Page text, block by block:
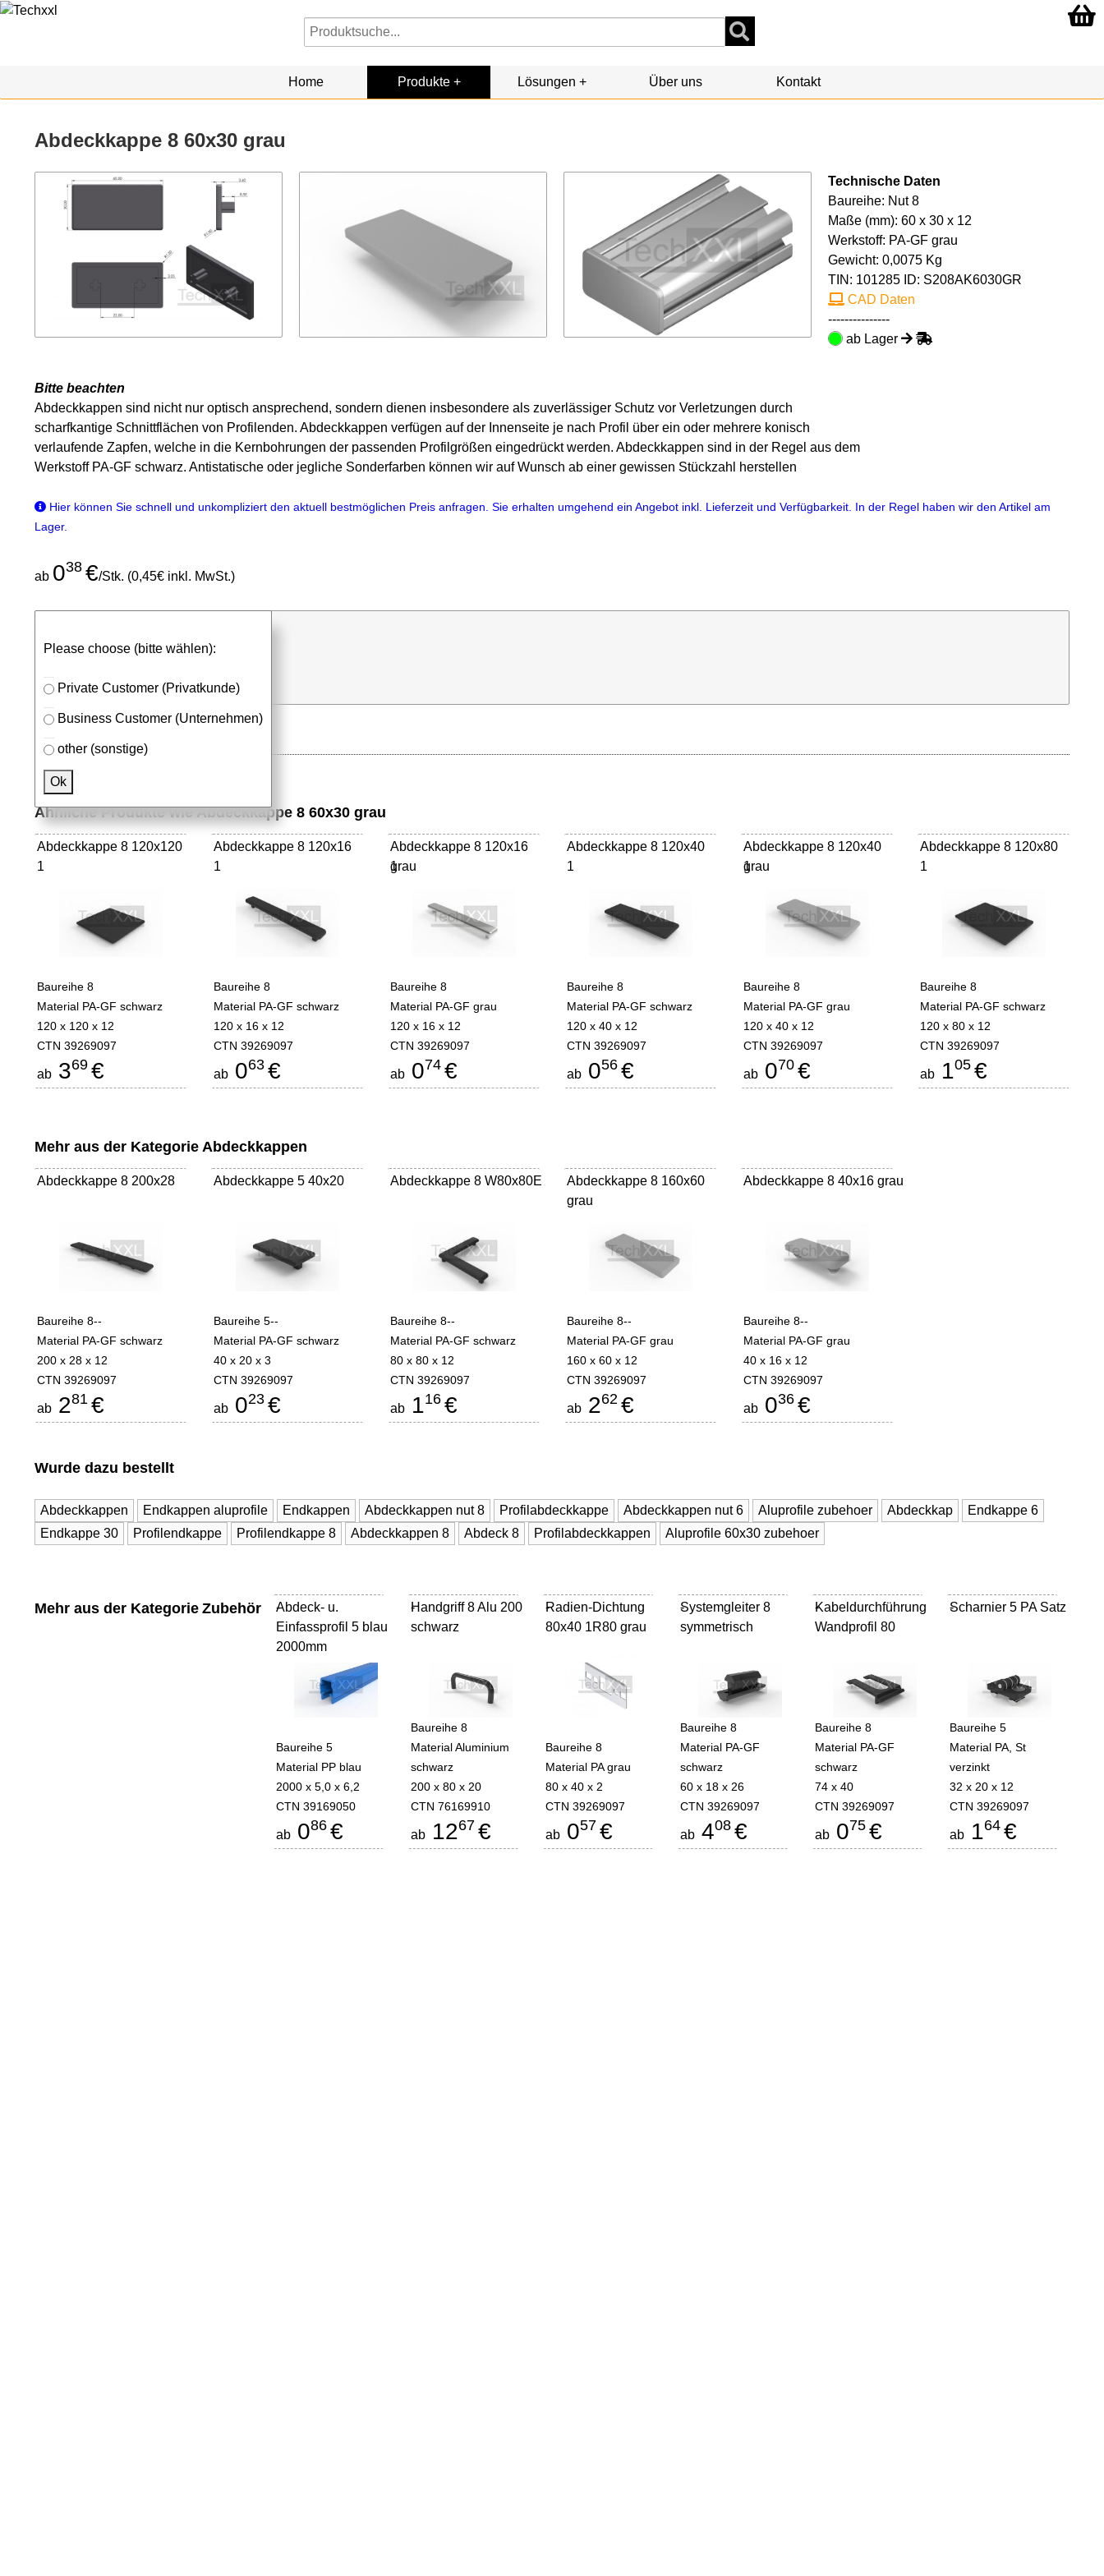
Home Produkte Lösungen Über uns Kontakt
Abdeckkappe 8 60x30 grau
Technische Daten
Baureihe: Nut 8
Maße (mm): 60 x 30 x 12
Werkstoff: PA-GF grau
Gewicht: 0,0075 Kg
TIN: 101285 ID: S208AK6030GR
CAD Daten
---------------
ab Lager
Bitte beachten
Abdeckkappen sind nicht nur optisch ansprechend, sondern dienen insbesondere als zuverlässiger Schutz vor Verletzungen durch
scharfkantige Schnittflächen von Profilenden. Abdeckkappen verfügen auf der Innenseite je nach Profil über ein oder mehrere konisch
verlaufende Zapfen, welche in die Kernbohrungen der passenden Profilgrößen eingedrückt werden. Abdeckkappen sind in der Regel aus dem
Werkstoff PA-GF schwarz. Antistatische oder jegliche Sonderfarben können wir auf Wunsch ab einer gewissen Stückzahl herstellen
Hier können Sie schnell und unkompliziert den aktuell bestmöglichen Preis anfragen. Sie erhalten umgehend ein Angebot inkl. Lieferzeit und Verfügbarkeit. In der Regel haben wir den Artikel am
Lager.
ab 038 €/Stk. (0,45€ inkl. MwSt.)
Please choose (bitte wählen):
Private Customer (Privatkunde)
Business Customer (Unternehmen)
other (sonstige)
Ok
⮮
Stk. in Anfrageliste
Ähnliche Produkte wie Abdeckkappe 8 60x30 grau
Abdeckkappe 8 120x120
1
Baureihe 8
Material PA-GF schwarz
120 x 120 x 12
CTN 39269097
ab 369 €
Abdeckkappe 8 120x16
1
Baureihe 8
Material PA-GF schwarz
120 x 16 x 12
CTN 39269097
ab 063 €
Abdeckkappe 8 120x16
grau
1
Baureihe 8
Material PA-GF grau
120 x 16 x 12
CTN 39269097
ab 074 €
Abdeckkappe 8 120x40
1
Baureihe 8
Material PA-GF schwarz
120 x 40 x 12
CTN 39269097
ab 056 €
Abdeckkappe 8 120x40
grau
1
Baureihe 8
Material PA-GF grau
120 x 40 x 12
CTN 39269097
ab 070 €
Abdeckkappe 8 120x80
1
Baureihe 8
Material PA-GF schwarz
120 x 80 x 12
CTN 39269097
ab 105 €
Mehr aus der Kategorie Abdeckkappen
Abdeckkappe 8 200x28
Baureihe 8--
Material PA-GF schwarz
200 x 28 x 12
CTN 39269097
ab 281 €
Abdeckkappe 5 40x20
Baureihe 5--
Material PA-GF schwarz
40 x 20 x 3
CTN 39269097
ab 023 €
Abdeckkappe 8 W80x80E
Baureihe 8--
Material PA-GF schwarz
80 x 80 x 12
CTN 39269097
ab 116 €
Abdeckkappe 8 160x60
grau
Baureihe 8--
Material PA-GF grau
160 x 60 x 12
CTN 39269097
ab 262 €
Abdeckkappe 8 40x16 grau
Baureihe 8--
Material PA-GF grau
40 x 16 x 12
CTN 39269097
ab 036 €
Wurde dazu bestellt
Abdeckkappen Endkappen aluprofile Endkappen Abdeckkappen nut 8 Profilabdeckkappe Abdeckkappen nut 6 Aluprofile zubehoer Abdeckkap
Endkappe 6
Endkappe 30
Profilendkappe Profilendkappe 8 Abdeckkappen 8 Abdeck 8 Profilabdeckkappen Aluprofile 60x30 zubehoer
Mehr aus der Kategorie Zubehör
Abdeck- u.
Einfassprofil 5 blau
2000mm
-
Baureihe 5
Material PP blau
2000 x 5,0 x 6,2
CTN 39169050
ab 086 €
Handgriff 8 Alu 200
schwarz
-
Baureihe 8
Material Aluminium
schwarz
200 x 80 x 20
CTN 76169910
ab 1267 €
Radien-Dichtung
80x40 1R80 grau
-
Baureihe 8
Material PA grau
80 x 40 x 2
CTN 39269097
ab 057 €
Systemgleiter 8
symmetrisch
-
Baureihe 8
Material PA-GF
schwarz
60 x 18 x 26
CTN 39269097
ab 408 €
Kabeldurchführung
Wandprofil 80
-
Baureihe 8
Material PA-GF
schwarz
74 x 40
CTN 39269097
ab 075 €
Scharnier 5 PA Satz
-
Baureihe 5
Material PA, St
verzinkt
32 x 20 x 12
CTN 39269097
ab 164 €